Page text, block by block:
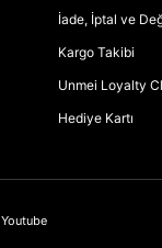
İade, İptal ve
Kargo Takibi
Unmei Loyalty
Hediye Kartı
Youtube